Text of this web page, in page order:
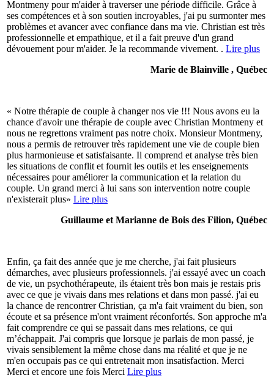
Montmeny pour m'aider à traverser une période difficile. Grâce à
ses compétences et à son soutien incroyables, j'ai pu surmonter mes
problèmes et avancer avec confiance dans ma vie. Christian est très
professionnelle et empathique, et il a fait preuve d'un grand
dévouement pour m'aider. Je la recommande vivement. . Lire plus
Marie de Blainville , Québec
« Notre thérapie de couple à changer nos vie !!! Nous avons eu la
chance d'avoir une thérapie de couple avec Christian Montmeny et
nous ne regrettons vraiment pas notre choix. Monsieur Montmeny,
nous a permis de retrouver très rapidement une vie de couple bien
plus harmonieuse et satisfaisante. Il comprend et analyse très bien
les situations de conflit et fournit les outils et les enseignements
nécessaires pour améliorer la communication et la relation du
couple. Un grand merci à lui sans son intervention notre couple
n'existerait plus» Lire plus
Guillaume et Marianne de Bois des Filion, Québec
Enfin, ça fait des année que je me cherche, j'ai fait plusieurs
démarches, avec plusieurs professionnels. j'ai essayé avec un coach
de vie, un psychothérapeute, ils étaient très bon mais je restais pris
avec ce que je vivais dans mes relations et dans mon passé. j'ai eu
la chance de rencontrer Christian, ça m'a fait vraiment du bien, son
écoute et sa présence m'ont vraiment réconfortés. Son approche m'a
fait comprendre ce qui se passait dans mes relations, ce qui
m’échappait. J'ai compris que lorsque je parlais de mon passé, je
vivais sensiblement la même chose dans ma réalité et que je ne
m'en occupais pas ce qui entretenait mon insatisfaction. Merci
Merci et encore une fois Merci Lire plus